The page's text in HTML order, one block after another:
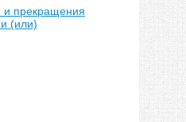
и прекращения
(или)